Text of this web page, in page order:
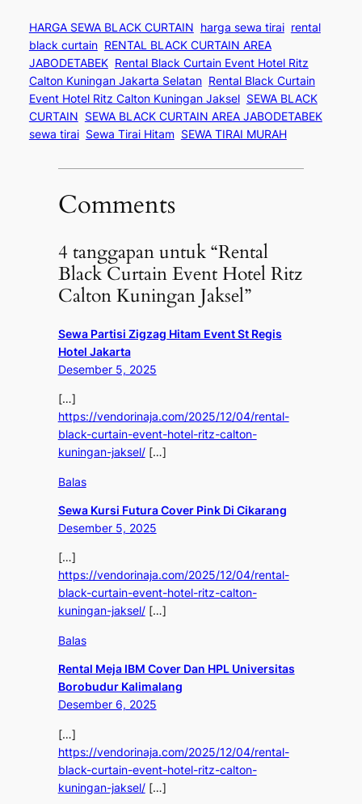
HARGA SEWA BLACK CURTAIN harga sewa tirai rental
black curtain RENTAL BLACK CURTAIN AREA
JABODETABEK Rental Black Curtain Event Hotel Ritz
Calton Kuningan Jakarta Selatan Rental Black Curtain
Event Hotel Ritz Calton Kuningan Jaksel SEWA BLACK
CURTAIN SEWA BLACK CURTAIN AREA JABODETABEK
sewa tirai Sewa Tirai Hitam SEWA TIRAI MURAH
Comments
4 tanggapan untuk “Rental
Black Curtain Event Hotel Ritz
Calton Kuningan Jaksel”
Sewa Partisi Zigzag Hitam Event St Regis
Hotel Jakarta
Desember 5, 2025
[…]
https://vendorinaja.com/2025/12/04/rental-
black-curtain-event-hotel-ritz-calton-
kuningan-jaksel/[…]
Balas
Sewa Kursi Futura Cover Pink Di Cikarang
Desember 5, 2025
[…]
https://vendorinaja.com/2025/12/04/rental-
black-curtain-event-hotel-ritz-calton-
kuningan-jaksel/[…]
Balas
Rental Meja IBM Cover Dan HPL Universitas
Borobudur Kalimalang
Desember 6, 2025
[…]
https://vendorinaja.com/2025/12/04/rental-
black-curtain-event-hotel-ritz-calton-
kuningan-jaksel/[…]